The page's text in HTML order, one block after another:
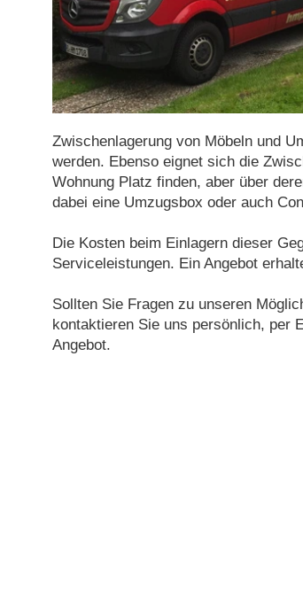
Zwischenlagerung von Möbeln und
werden. Ebenso eignet sich die
Wohnung Platz finden, aber über
dabei eine Umzugsbox oder auch
Die Kosten beim Einlagern dieser
Serviceleistungen. Ein Angebot
Sollten Sie Fragen zu unseren
kontaktieren Sie uns persönlich, per
Angebot.